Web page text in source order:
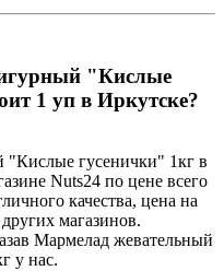
"Кислые
1 уп в Иркутске?
гусенички" 1кг в
Nuts24 по цене всего
качества, цена на
магазинов.
Мармелад жевательный
у нас.